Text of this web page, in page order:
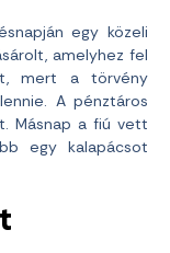
egy közeli
amelyhez fel
mert a törvény
A pénztáros
Másnap a fiú vett
egy kalapácsot